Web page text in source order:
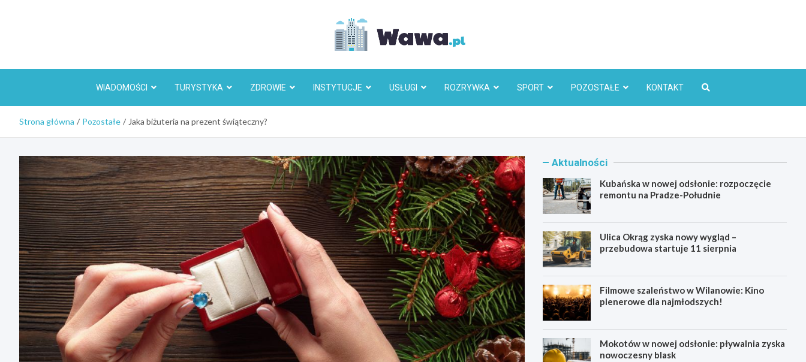
WIADOMOŚCI TURYSTYKA ZDROWIE INSTYTUCJE USŁUGI ROZRYWKA SPORT POZOSTAŁE KONTAKT
Strona główna Pozostałe Jaka biżuteria na prezent świąteczny?
Aktualności
Kubańska w nowej odsłonie: rozpoczęcie
remontu na Pradze-Południe
Ulica Okrąg zyska nowy wygląd –
przebudowa startuje 11 sierpnia
Filmowe szaleństwo w Wilanowie: Kino
plenerowe dla najmłodszych!
Mokotów w nowej odsłonie: pływalnia zyska
nowoczesny blask